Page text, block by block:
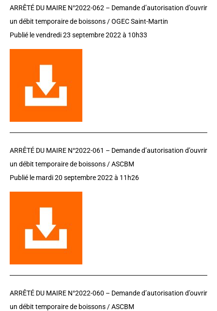
ARRÊTÉ DU MAIRE N°2022-062 – Demande d’autorisation d’ouvrir
un débit temporaire de boissons / OGEC Saint-Martin
Publié le vendredi 23 septembre 2022 à 10h33
ARRÊTÉ DU MAIRE N°2022-061 – Demande d’autorisation d’ouvrir
un débit temporaire de boissons / ASCBM
Publié le mardi 20 septembre 2022 à 11h26
ARRÊTÉ DU MAIRE N°2022-060 – Demande d’autorisation d’ouvrir
un débit temporaire de boissons / ASCBM